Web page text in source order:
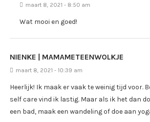
maart 8, 2021 - 8:50 am
Wat mooi en goed!
NIENKE | MAMAMETEENWOLKJE
maart 8, 2021 - 10:39 am
Heerlijk! Ik maak er vaak te weinig tijd voor.
self care vind ik lastig. Maar als ik het dan
een bad, maak een wandeling of doe aan